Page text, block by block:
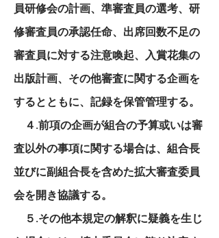
員研修会の計画、準審査員の選考、研
修審査員の承認任命、出席回数不足の
審査員に対する注意喚起、入賞花集の
出版計画、その他審査に関する企画を
するとともに、記録を保管管理する。
４.前項の企画が組合の予算或いは審
査以外の事項に関する場合は、組合長
並びに副組合長を含めた拡大審査委員
会を開き協議する。
５.その他本規定の解釈に疑義を生じ